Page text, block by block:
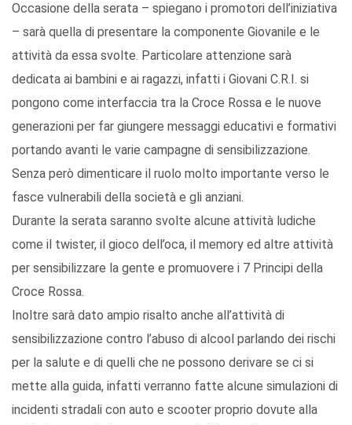
Occasione della serata – spiegano i promotori dell’iniziativa
– sarà quella di presentare la componente Giovanile e le
attività da essa svolte. Particolare attenzione sarà
dedicata ai bambini e ai ragazzi, infatti i Giovani C.R.I. si
pongono come interfaccia tra la Croce Rossa e le nuove
generazioni per far giungere messaggi educativi e formativi
portando avanti le varie campagne di sensibilizzazione.
Senza però dimenticare il ruolo molto importante verso le
fasce vulnerabili della società e gli anziani.
Durante la serata saranno svolte alcune attività ludiche
come il twister, il gioco dell’oca, il memory ed altre attività
per sensibilizzare la gente e promuovere i 7 Principi della
Croce Rossa.
Inoltre sarà dato ampio risalto anche all’attività di
sensibilizzazione contro l’abuso di alcool parlando dei rischi
per la salute e di quelli che ne possono derivare se ci si
mette alla guida, infatti verranno fatte alcune simulazioni di
incidenti stradali con auto e scooter proprio dovute alla